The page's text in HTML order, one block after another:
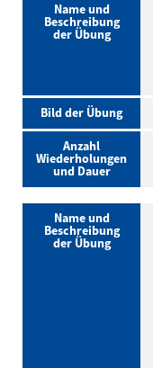
Name und
Beschreibung
der Übung
Bild der Übung
Anzahl
Wiederholungen
und Dauer
Name und
Beschreibung
der Übung